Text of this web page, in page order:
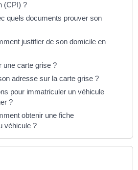
(CPI) ?
quels documents prouver son
justifier de son domicile en
une carte grise ?
adresse sur la carte grise ?
pour immatriculer un véhicule
?
obtenir une fiche
véhicule ?